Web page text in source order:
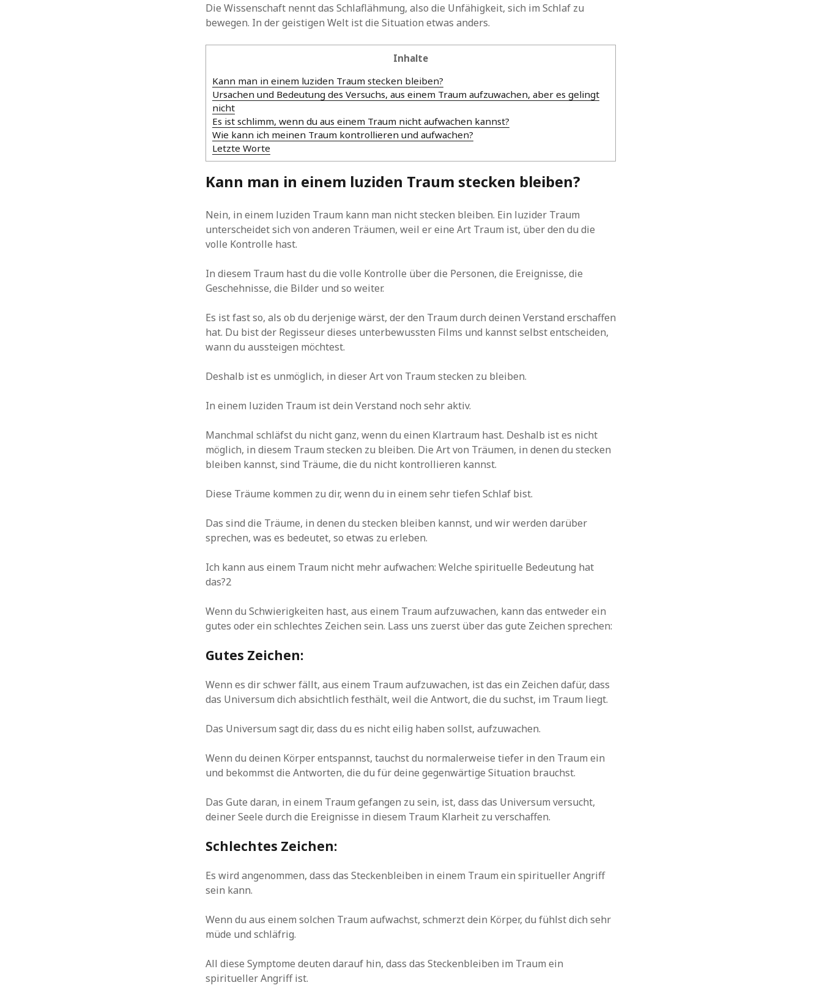
Die Wissenschaft nennt das Schlaflähmung, also die Unfähigkeit, sich im Schlaf zu
bewegen. In der geistigen Welt ist die Situation etwas anders.
Inhalte
Kann man in einem luziden Traum stecken bleiben?
Ursachen und Bedeutung des Versuchs, aus einem Traum aufzuwachen, aber es gelingt
nicht
Es ist schlimm, wenn du aus einem Traum nicht aufwachen kannst?
Wie kann ich meinen Traum kontrollieren und aufwachen?
Letzte Worte
Kann man in einem luziden Traum stecken bleiben?
Nein, in einem luziden Traum kann man nicht stecken bleiben. Ein luzider Traum
unterscheidet sich von anderen Träumen, weil er eine Art Traum ist, über den du die
volle Kontrolle hast.
In diesem Traum hast du die volle Kontrolle über die Personen, die Ereignisse, die
Geschehnisse, die Bilder und so weiter.
Es ist fast so, als ob du derjenige wärst, der den Traum durch deinen Verstand erschaffen
hat. Du bist der Regisseur dieses unterbewussten Films und kannst selbst entscheiden,
wann du aussteigen möchtest.
Deshalb ist es unmöglich, in dieser Art von Traum stecken zu bleiben.
In einem luziden Traum ist dein Verstand noch sehr aktiv.
Manchmal schläfst du nicht ganz, wenn du einen Klartraum hast. Deshalb ist es nicht
möglich, in diesem Traum stecken zu bleiben. Die Art von Träumen, in denen du stecken
bleiben kannst, sind Träume, die du nicht kontrollieren kannst.
Diese Träume kommen zu dir, wenn du in einem sehr tiefen Schlaf bist.
Das sind die Träume, in denen du stecken bleiben kannst, und wir werden darüber
sprechen, was es bedeutet, so etwas zu erleben.
Ich kann aus einem Traum nicht mehr aufwachen: Welche spirituelle Bedeutung hat
das?2
Wenn du Schwierigkeiten hast, aus einem Traum aufzuwachen, kann das entweder ein
gutes oder ein schlechtes Zeichen sein. Lass uns zuerst über das gute Zeichen sprechen:
Gutes Zeichen:
Wenn es dir schwer fällt, aus einem Traum aufzuwachen, ist das ein Zeichen dafür, dass
das Universum dich absichtlich festhält, weil die Antwort, die du suchst, im Traum liegt.
Das Universum sagt dir, dass du es nicht eilig haben sollst, aufzuwachen.
Wenn du deinen Körper entspannst, tauchst du normalerweise tiefer in den Traum ein
und bekommst die Antworten, die du für deine gegenwärtige Situation brauchst.
Das Gute daran, in einem Traum gefangen zu sein, ist, dass das Universum versucht,
deiner Seele durch die Ereignisse in diesem Traum Klarheit zu verschaffen.
Schlechtes Zeichen:
Es wird angenommen, dass das Steckenbleiben in einem Traum ein spiritueller Angriff
sein kann.
Wenn du aus einem solchen Traum aufwachst, schmerzt dein Körper, du fühlst dich sehr
müde und schläfrig.
All diese Symptome deuten darauf hin, dass das Steckenbleiben im Traum ein
spiritueller Angriff ist.